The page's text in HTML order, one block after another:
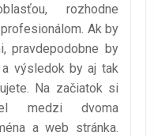
rozhodne
Ak by
pravdepodobne by
výsledok by aj tak
Na začiatok si
medzi dvoma
a web stránka.